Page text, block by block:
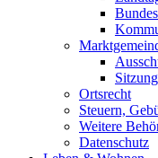
Ortsrecht
Steuern,
Weitere
Datenschutz